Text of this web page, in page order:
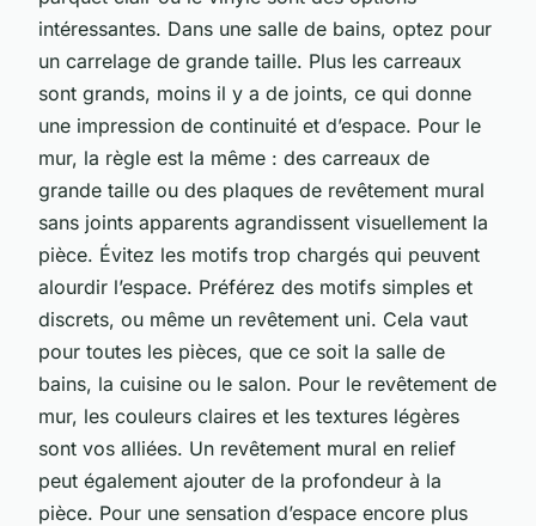
intéressantes. Dans une salle de bains, optez pour
un carrelage de grande taille. Plus les carreaux
sont grands, moins il y a de joints, ce qui donne
une impression de continuité et d’espace. Pour le
mur, la règle est la même : des carreaux de
grande taille ou des plaques de revêtement mural
sans joints apparents agrandissent visuellement la
pièce. Évitez les motifs trop chargés qui peuvent
alourdir l’espace. Préférez des motifs simples et
discrets, ou même un revêtement uni. Cela vaut
pour toutes les pièces, que ce soit la salle de
bains, la cuisine ou le salon. Pour le revêtement de
mur, les couleurs claires et les textures légères
sont vos alliées. Un revêtement mural en relief
peut également ajouter de la profondeur à la
pièce. Pour une sensation d’espace encore plus